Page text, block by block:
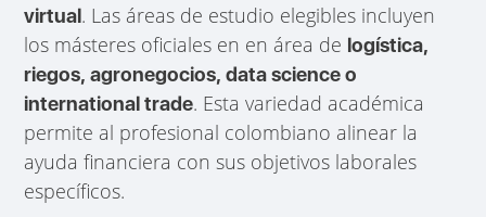
virtual. Las áreas de estudio elegibles incluyen
los másteres oficiales en en área de logística,
riegos, agronegocios, data science o
international trade. Esta variedad académica
permite al profesional colombiano alinear la
ayuda financiera con sus objetivos laborales
específicos.